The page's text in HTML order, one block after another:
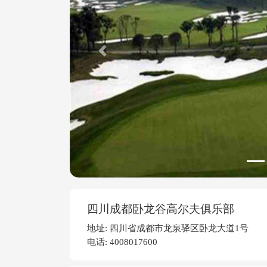
Previous
四川成都卧龙谷高尔夫俱乐部
地址: 四川省成都市龙泉驿区卧龙大道1号
电话: 4008017600